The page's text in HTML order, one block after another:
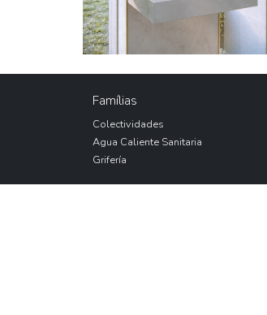
Famílias
Colectividades
Agua Caliente Sanitaria
Grifería